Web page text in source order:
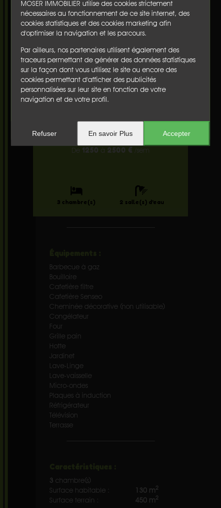
MOSER IMMOBILIER utilise des cookies strictement
nécessaires au fonctionnement de ce site internet, des
cookies statistiques et des cookies marketing afin
d'optimiser la navigation et les parcours.
Par ailleurs, nos partenaires utilisent également des
traceurs permettant de générer des données statistiques
sur la façon dont vous utilisez le site ou encore des
cookies permettant d'afficher des publicités
personnalisées sur leur site en fonction de votre
navigation et de votre profil.
Refuser En savoir Plus Accepter
Mezzanine :
Coin lecture avec canapé, puit de lumière grâce aux deux
velux et une bibliothèque
Dégagement :
Un placard avec un lave linge se trouve dans le couloir
Villa
Ref : 625-7765
De 1250 à 2500 € /sem
3 chambre(s) 2 salle(s) d'eau
Barbecue à gaz
Bouilloire
Cafetière filtre
Cafetière Senseo
Cheminée décorative (non utilisable)
Congélateur
Four
Grille pain
Hotte
Jardinet
Lave-Linge
Lave-vaisselle
Micro-ondes
Plaques à induction
Réfrigérateur
Télévision
Terrasse
3 chambre(s)
Surface habitable :
130 m2
Surface terrain : 450 m2